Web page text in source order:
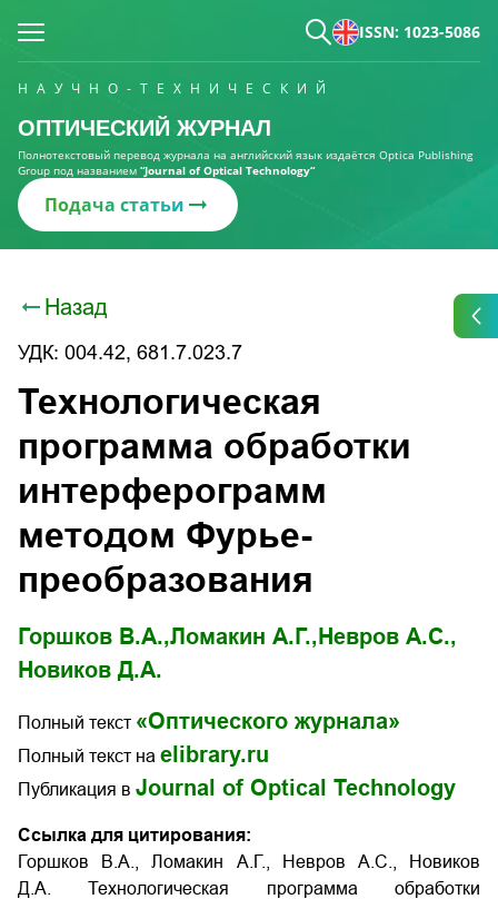
ISSN: 1023-5086
НАУЧНО-ТЕХНИЧЕСКИЙ
ОПТИЧЕСКИЙ ЖУРНАЛ
Полнотекстовый перевод журнала на английский язык издаётся Optica Publishing
Group под названием “Journal of Optical Technology“
Подача статьи
Назад
УДК: 004.42, 681.7.023.7
Технологическая
программа обработки
интерферограмм
методом Фурье-
преобразования
Горшков В.А.,Ломакин А.Г., Невров А.С.,
Новиков Д.А.
Полный текст «Оптического журнала»
Полный текст на elibrary.ru
Публикация в Journal of Optical Technology
Ссылка для цитирования:
Горшков В.А., Ломакин А.Г., Невров А.С., Новиков
Д.А. Технологическая программа обработки